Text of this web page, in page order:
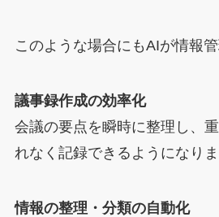
このような場合にもAIが情報管
議事録作成の効率化
会議の要点を瞬時に整理し、
れなく記録できるようになりま
情報の整理・分類の自動化